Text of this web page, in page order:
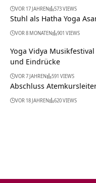
VOR 17 JAHREN 573 VIEWS
Stuhl als Hatha Yoga
VOR 8 MONATEN 901 VIEWS
Yoga Vidya
und Eindrücke
VOR 7 JAHREN 591 VIEWS
Abschluss
VOR 18 JAHREN 620 VIEWS